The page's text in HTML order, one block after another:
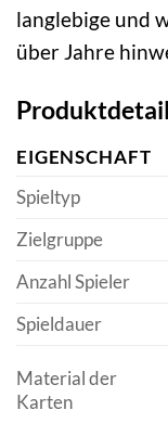
langlebige und
über Jahre
EIGENSCHAFT
Spieltyp
Zielgruppe
Anzahl Spieler
Spieldauer
Material der
Karten